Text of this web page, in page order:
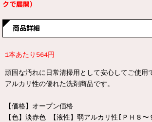
クで展開）
商品詳細
1本あたり564円
頑固な汚れに日常清掃用として安心してご使用
アルカリ性の優れた洗剤商品です。
【価格】オープン価格
【色】淡赤色 【液性】弱アルカリ性[ＰＨ８〜